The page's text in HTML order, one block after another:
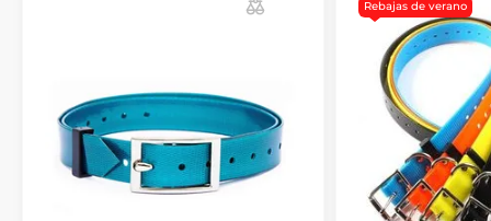
Rebajas de verano